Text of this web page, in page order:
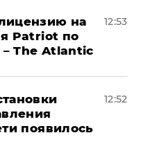
на
Patriot по
The Atlantic
12:53
появилось
12:52